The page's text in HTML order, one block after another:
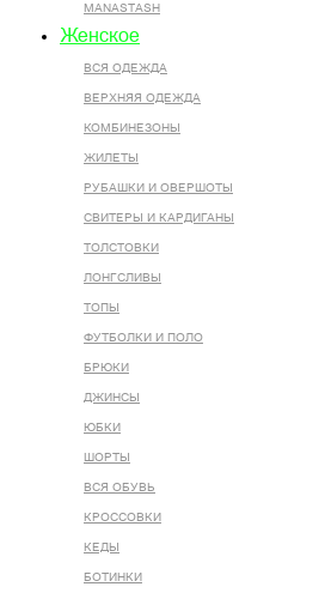
MANASTASH
Женское
ВСЯ ОДЕЖДА
ВЕРХНЯЯ ОДЕЖДА
КОМБИНЕЗОНЫ
ЖИЛЕТЫ
РУБАШКИ И ОВЕРШОТЫ
СВИТЕРЫ И КАРДИГАНЫ
ТОЛСТОВКИ
ЛОНГСЛИВЫ
ТОПЫ
ФУТБОЛКИ И ПОЛО
БРЮКИ
ДЖИНСЫ
ЮБКИ
ШОРТЫ
ВСЯ ОБУВЬ
КРОССОВКИ
КЕДЫ
БОТИНКИ